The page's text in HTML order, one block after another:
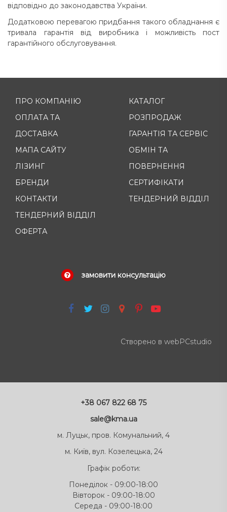
відповідно до законодавства України.
Додатковою перевагою придбання такого обладнання є
тривала гарантія від виробника і можливість пост
гарантійного обслуговування.
ПРО КОМПАНІЮ
ОПЛАТА ТА
ДОСТАВКА
МАПА САЙТУ
ЛІЗИНГ
БРЕНДИ
КОНТАКТИ
ТЕНДЕРНИЙ ВІДДІЛ
ОФЕРТА
КАТАЛОГ
РОЗПРОДАЖ
ГАРАНТІЯ ТА СЕРВІС
ОБМІН ТА
ПОВЕРНЕННЯ
СЕРТИФІКАТИ
ТЕНДЕРНИЙ ВІДДІЛ
замовити консультацію
Створено в webPCstudio
+38 067 822 68 75
sale@kma.ua
м. Луцьк, пров. Комунальний, 4
м. Київ, вул. Козелецька, 24
Графік роботи:
Понеділок - 09:00-18:00
Вівторок - 09:00-18:00
Середа - 09:00-18:00